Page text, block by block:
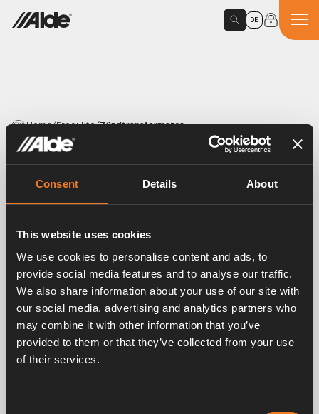
Consent Details About
This website uses cookies
We use cookies to personalise content and ads, to
provide social media features and to analyse our traffic.
We also share information about your use of our site with
our social media, advertising and analytics partners who
may combine it with other information that you’ve
provided to them or that they’ve collected from your use
of their services.
DE
Home/Produkte/Zündtransformator
PRODUCTS
Zündtransformator
sowie für 2923980 und 2928980.